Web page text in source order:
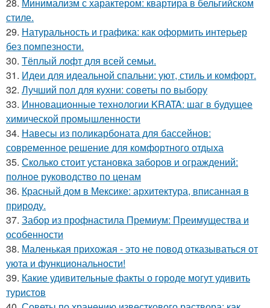
стиле.
29. Натуральность и графика: как оформить интерьер
без помпезности.
30. Тёплый лофт для всей семьи.
31. Идеи для идеальной спальни: уют, стиль и комфорт.
32. Лучший пол для кухни: советы по выбору
33. Инновационные технологии KRATA: шаг в будущее
химической промышленности
34. Навесы из поликарбоната для бассейнов:
современное решение для комфортного отдыха
35. Сколько стоит установка заборов и ограждений:
полное руководство по ценам
36. Красный дом в Мексике: архитектура, вписанная в
природу.
37. Забор из профнастила Премиум: Преимущества и
особенности
38. Маленькая прихожая - это не повод отказываться от
уюта и функциональности!
39. Какие удивительные факты о городе могут удивить
туристов